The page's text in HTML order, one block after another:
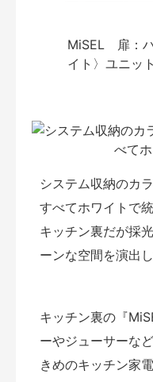
MiSEL 扉：
イト〉ユニッ
システム収納のカ
すべてホワイトで統
キッチン裏だが採
ーンな空間を演出し
キッチン裏の『
ーやジューサーな
きめのキッチン家